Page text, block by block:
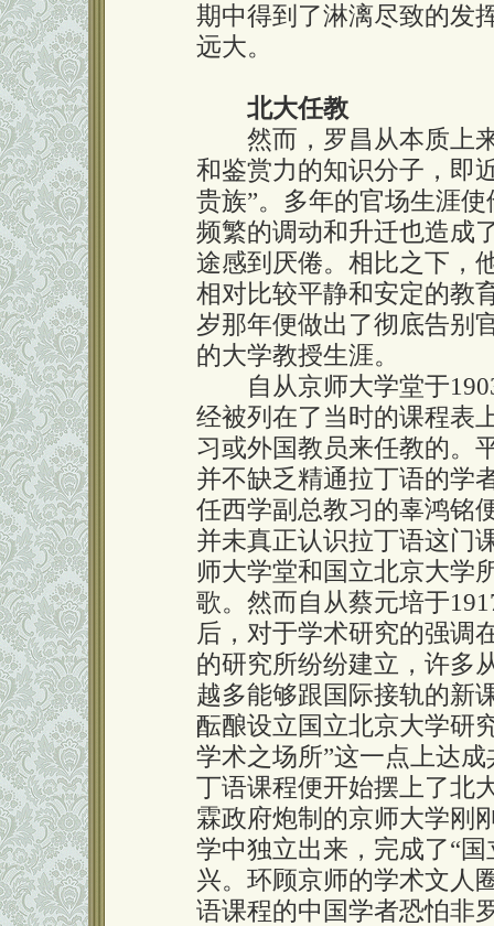
期中得到了淋漓尽致的发
远大。
北大任教
然而，罗昌从本质上来
和鉴赏力的知识分子，即
贵族”。多年的官场生涯
频繁的调动和升迁也造成
途感到厌倦。相比之下，
相对比较平静和安定的教
岁那年便做出了彻底告别
的大学教授生涯。
自从京师大学堂于
经被列在了当时的课程表
习或外国教员来任教的。
并不缺乏精通拉丁语的学
任西学副总教习的辜鸿铭
并未真正认识拉丁语这门
师大学堂和国立北京大学
歌。然而自从蔡元培于
后，对于学术研究的强调
的研究所纷纷建立，许多
越多能够跟国际接轨的新
酝酿设立国立北京大学研
学术之场所”这一点上达
丁语课程便开始摆上了北
霖政府炮制的京师大学刚
学中独立出来，完成了“
兴。环顾京师的学术文人
语课程的中国学者恐怕非